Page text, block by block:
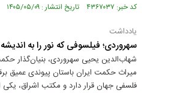
کد خبر: ۴۳۶۷۰۳۷ تاریخ انتشار : ۱۴۰۵/۰۵/۰۹
یادداشت
سهروردی؛ فیلسوفی که نور را به اندیشه
شهاب‌الدین یحیی سهروردی، بنیان‌گذار
میراث حکمت ایران باستان پیوندی
فلسفی جهان قرار دارد و مکتب اشراق، یکی